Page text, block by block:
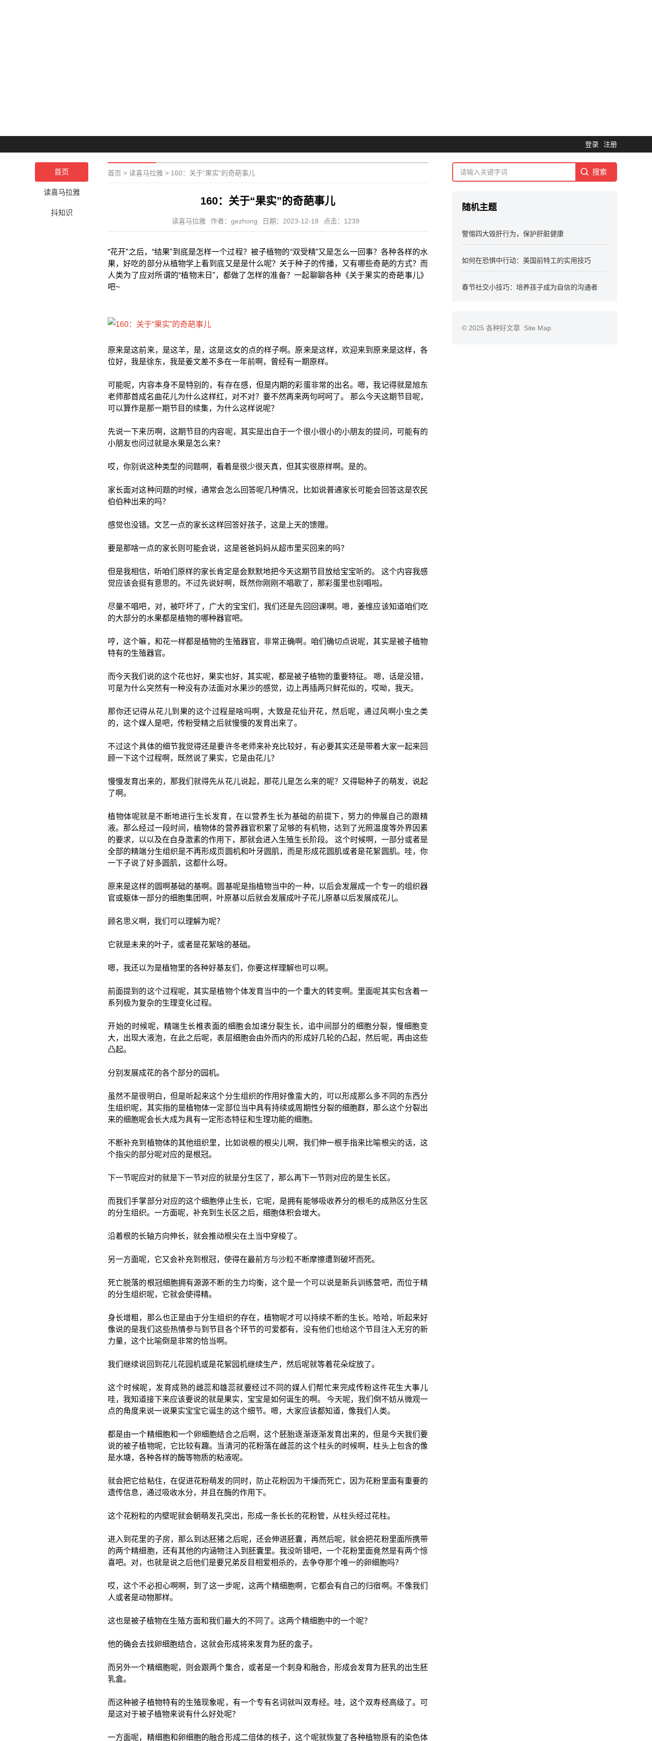
登录 注册
首页
读喜马拉雅
抖知识
首页 > 读喜马拉雅 > 160：关于“果实”的奇葩事儿
160：关于“果实”的奇葩事儿
读喜马拉雅 作者：gezhong 日期：2023-12-18 点击：1239
“花开”之后，“结果”到底是怎样一个过程？被子植物的“双受精”又是怎么一回事？各种各样的水
果，好吃的部分从植物学上看到底又是是什么呢？关于种子的传播，又有哪些奇葩的方式？而
人类为了应对所谓的“植物末日”，都做了怎样的准备？一起聊聊各种《关于果实的奇葩事儿》
吧~
原来是这前来，是这羊，是，这是这女的点的样子啊。原来是这样，欢迎来到原来是这样，各
位好，我是徐东，我是姜文差不多在一年前啊，曾经有一期原样。
可能呢，内容本身不是特别的，有存在感，但是内期的彩蛋非常的出名。嗯，我记得就是旭东
老师那首成名曲花儿为什么这样红，对不对？要不然再来两句呵呵了。 那么今天这期节目呢，
可以算作是那一期节目的续集，为什么这样说呢？
先说一下来历啊，这期节目的内容呢，其实是出自于一个很小很小的小朋友的提问，可能有的
小朋友也问过就是水果是怎么来？
哎，你别说这种类型的问题啊，看着是很少很天真，但其实很原样啊。是的。
家长面对这种问题的时候，通常会怎么回答呢几种情况，比如说普通家长可能会回答这是农民
伯伯种出来的吗？
感觉也没错。文艺一点的家长这样回答好孩子，这是上天的馈赠。
要是那啥一点的家长则可能会说，这是爸爸妈妈从超市里买回来的吗？
但是我相信，听咱们原样的家长肯定是会默默地把今天这期节目放给宝宝听的。 这个内容我感
觉应该会挺有意思的。不过先说好啊，既然你刚刚不唱歌了，那彩蛋里也别唱啦。
尽量不唱吧，对，被吓坏了，广大的宝宝们，我们还是先回回课啊。嗯，姜维应该知道咱们吃
的大部分的水果都是植物的哪种器官吧。
哼，这个嘛，和花一样都是植物的生殖器官，非常正确啊。咱们确切点说呢，其实是被子植物
特有的生殖器官。
而今天我们说的这个花也好，果实也好，其实呢，都是被子植物的重要特征。 嗯，话是没错，
可是为什么突然有一种没有办法面对水果沙的感觉，边上再插两只鲜花似的，哎呦，我天。
那你还记得从花儿到果的这个过程是啥吗啊，大致是花仙开花，然后呢，通过风啊小虫之类
的，这个媒人是吧，传粉受精之后就慢慢的发育出来了。
不过这个具体的细节我觉得还是要许冬老师来补充比较好，有必要其实还是带着大家一起来回
顾一下这个过程啊，既然说了果实，它是由花儿？
慢慢发育出来的，那我们就得先从花儿说起，那花儿是怎么来的呢？又得聪种子的萌发，说起
了啊。
植物体呢就是不断地进行生长发育，在以营养生长为基础的前提下，努力的伸展自己的跟精
液。那么经过一段时间，植物体的营养器官积累了足够的有机物，达到了光照温度等外界因素
的要求，以以及在自身激素的作用下，那就会进入生殖生长阶段。 这个时候啊，一部分或者是
全部的精端分生组织是不再形成页圆机和叶牙圆肌，而是形成花圆肌或者是花絮圆肌。哇，你
一下子说了好多圆肌，这都什么呀。
原来是这样的圆啊基础的基啊。圆基呢是指植物当中的一种，以后会发展成一个专一的组织器
官或躯体一部分的细胞集团啊，叶原基以后就会发展成叶子花儿原基以后发展成花儿。
顾名思义啊，我们可以理解为呢？
它就是未来的叶子，或者是花絮啥的基础。
嗯，我还以为是植物里的各种好基友们，你要这样理解也可以啊。
前面提到的这个过程呢，其实是植物个体发育当中的一个重大的转变啊。里面呢其实包含着一
系列极为复杂的生理变化过程。
开始的时候呢，精端生长椎表面的细胞会加速分裂生长，追中间部分的细胞分裂，慢细胞变
大，出现大液泡，在此之后呢，表层细胞会由外而内的形成好几轮的凸起，然后呢，再由这些
凸起。
分别发展成花的各个部分的园机。
虽然不是很明白，但是听起来这个分生组织的作用好像蛮大的，可以形成那么多不同的东西分
生组织呢，其实指的是植物体一定部位当中具有持续或周期性分裂的细胞群，那么这个分裂出
来的细胞呢会长大成为具有一定形态特征和生理功能的细胞。
不断补充到植物体的其他组织里，比如说根的根尖儿啊，我们伸一根手指来比喻根尖的话，这
个指尖的部分呢对应的是根冠。
下一节呢应对的就是下一节对应的就是分生区了，那么再下一节则对应的是生长区。
而我们手掌部分对应的这个细胞停止生长，它呢，是拥有能够吸收养分的根毛的成熟区分生区
的分生组织。一方面呢，补充到生长区之后，细胞体积会增大。
沿着根的长轴方向伸长，就会推动根尖在土当中穿梭了。
另一方面呢，它又会补充到根冠，使得在最前方与沙粒不断摩擦遭到破坏而死。
死亡脱落的根冠细胞拥有源源不断的生力均衡，这个是一个可以说是新兵训练营吧，而位于精
的分生组织呢，它就会使得精。
身长增粗，那么也正是由于分生组织的存在，植物呢才可以持续不断的生长。哈哈，听起来好
像说的是我们这些热情参与到节目各个环节的可爱都有，没有他们也给这个节目注入无穷的新
力量，这个比喻倒是非常的恰当啊。
我们继续说回到花儿花园机或是花絮园机继续生产，然后呢就等着花朵绽放了。
这个时候呢，发育成熟的雌蕊和雄蕊就要经过不同的媒人们帮忙来完成传粉这件花生大事儿
哇，我知道接下来应该要说的就是果实，宝宝是如何诞生的啊。 今天呢，我们倒不妨从微观一
点的角度来说一说果实宝宝它诞生的这个细节。嗯，大家应该都知道，像我们人类。
都是由一个精细胞和一个卵细胞结合之后啊，这个胚胎逐渐逐渐发育出来的，但是今天我们要
说的被子植物呢，它比较有趣。当清河的花粉落在雌蕊的这个柱头的时候啊，柱头上包含的像
是水塘，各种各样的酶等物质的粘液呢。
就会把它给粘住，在促进花粉萌发的同时，防止花粉因为干燥而死亡，因为花粉里面有重要的
遗传信息，通过吸收水分，并且在酶的作用下。
这个花粉粒的内壁呢就会朝萌发孔突出，形成一条长长的花粉管，从柱头经过花柱。
进入到花里的子房，那么到达胚猪之后呢，还会伸进胚囊，再然后呢，就会把花粉里面所携带
的两个精细胞，还有其他的内涵物注入到胚囊里。我没听错吧，一个花粉里面竟然是有两个惊
喜吧。对，也就是说之后他们是要兄弟反目相爱相杀的，去争夺那个唯一的卵细胞吗？
哎，这个不必担心啊啊，到了这一步呢，这两个精细胞啊，它都会有自己的归宿啊。不像我们
人或者是动物那样。
这也是被子植物在生殖方面和我们最大的不同了。这两个精细胞中的一个呢？
他的确会去找卵细胞结合，这就会形成将来发育为胚的盒子。
而另外一个精细胞呢，则会跟两个集合，或者是一个刺身和融合，形成会发育为胚乳的出生胚
乳盒。
而这种被子植物特有的生殖现象呢，有一个专有名词就叫双寿经。哇，这个双寿经高级了。可
是这对于被子植物来说有什么好处呢？
一方面呢，精细胞和卵细胞的融合形成二倍体的核子，这个呢就恢复了各种植物原有的染色体
随机主题
警惕四大毁肝行为，保护肝脏健康
如何在恐惧中行动：美国前特工的实用技巧
春节社交小技巧：培养孩子成为自信的沟通者
© 2025 各种好文章 Site Map